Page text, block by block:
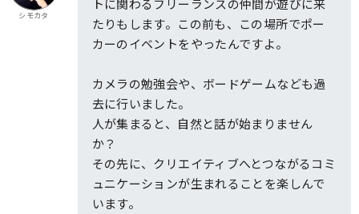
シモカタ
トに関わるフリーランスの仲間が遊びに来
たりもします。この前も、この場所でポー
カーのイベントをやったんですよ。
カメラの勉強会や、ボードゲームなども過
去に行いました。
人が集まると、自然と話が始まりません
か？
その先に、クリエイティブへとつながるコミ
ュニケーションが生まれることを楽しんで
います。